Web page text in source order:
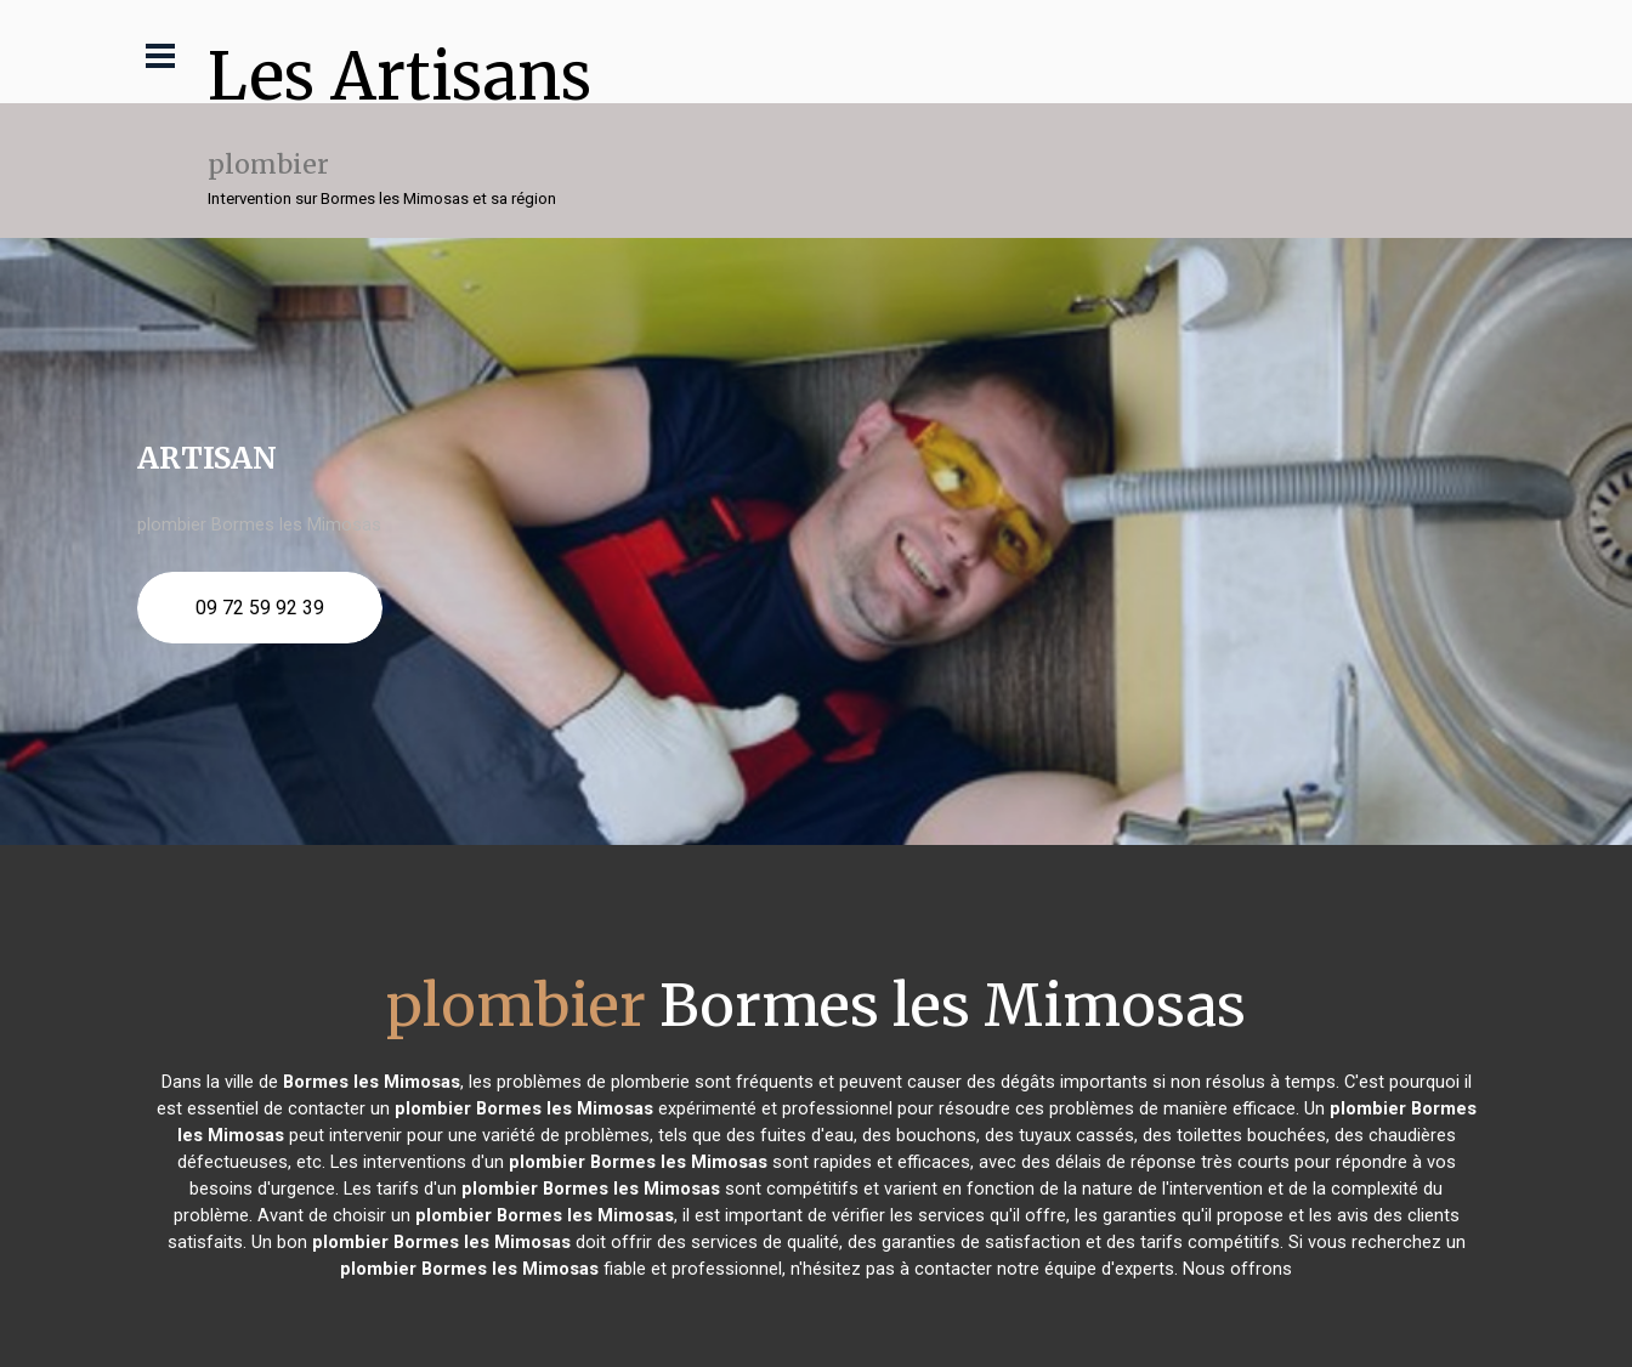
Les Artisans
plombier
Intervention sur Bormes les Mimosas et sa région
ARTISAN
plombier Bormes les Mimosas
09 72 59 92 39
plombier Bormes les Mimosas
Dans la ville de Bormes les Mimosas, les problèmes de plomberie sont fréquents et peuvent causer des dégâts importants si non résolus à temps. C'est pourquoi il
est essentiel de contacter un plombier Bormes les Mimosasexpérimenté et professionnel pour résoudre ces problèmes de manière efficace. Un plombier Bormes
les Mimosaspeut intervenir pour une variété de problèmes, tels que des fuites d'eau, des bouchons, des tuyaux cassés, des toilettes bouchées, des chaudières
défectueuses, etc. Les interventions d'un plombier Bormes les Mimosassont rapides et efficaces, avec des délais de réponse très courts pour répondre à vos
besoins d'urgence. Les tarifs d'un plombier Bormes les Mimosas sont compétitifs et varient en fonction de la nature de l'intervention et de la complexité du
problème. Avant de choisir un plombier Bormes les Mimosas, il est important de vérifier les services qu'il offre, les garanties qu'il propose et les avis des clients
satisfaits. Un bon plombier Bormes les Mimosasdoit offrir des services de qualité, des garanties de satisfaction et des tarifs compétitifs. Si vous recherchez un
plombier Bormes les Mimosas fiable et professionnel, n'hésitez pas à contacter notre équipe d'experts. Nous offrons